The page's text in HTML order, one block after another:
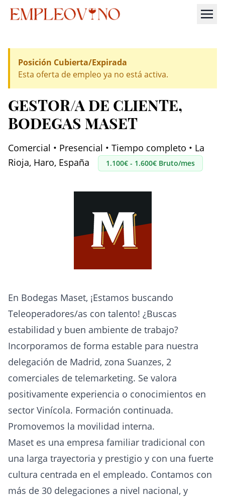
Posición Cubierta/Expirada
Esta oferta de empleo ya no está activa.
GESTOR/A DE CLIENTE,
BODEGAS MASET
Comercial • Presencial • Tiempo completo • La
Rioja, Haro, España
1.100€ - 1.600€ Bruto/mes
En Bodegas Maset, ¡Estamos buscando
Teleoperadores/as con talento! ¿Buscas
estabilidad y buen ambiente de trabajo?
Incorporamos de forma estable para nuestra
delegación de Madrid, zona Suanzes, 2
comerciales de telemarketing. Se valora
positivamente experiencia o conocimientos en
sector Vinícola. Formación continuada.
Promovemos la movilidad interna.
Maset es una empresa familiar tradicional con
una larga trayectoria y prestigio y con una fuerte
cultura centrada en el empleado. Contamos con
más de 30 delegaciones a nivel nacional, y